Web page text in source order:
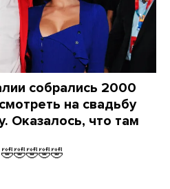
собрались 2000
на свадьбу
Оказалось, что там